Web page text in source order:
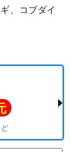
、コブダイ